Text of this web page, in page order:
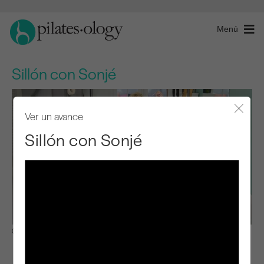
Menú
Sillón con Sonjé
Ver un avance
Sillón con Sonjé
Observar y aprender